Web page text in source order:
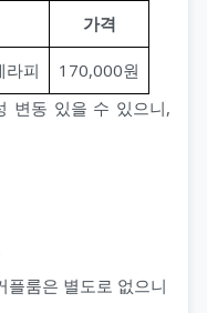
가격
라피
170,000원
변동 있을 수 있으니,
룸은 별도로 없으니